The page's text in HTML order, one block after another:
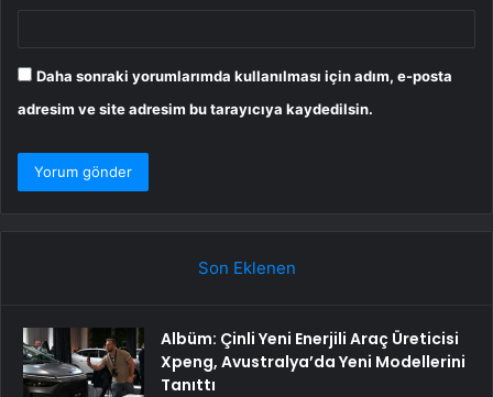
Daha sonraki yorumlarımda kullanılması için adım, e-posta
adresim ve site adresim bu tarayıcıya kaydedilsin.
Son Eklenen
Albüm: Çinli Yeni Enerjili Araç Üreticisi
Xpeng, Avustralya’da Yeni Modellerini
Tanıttı